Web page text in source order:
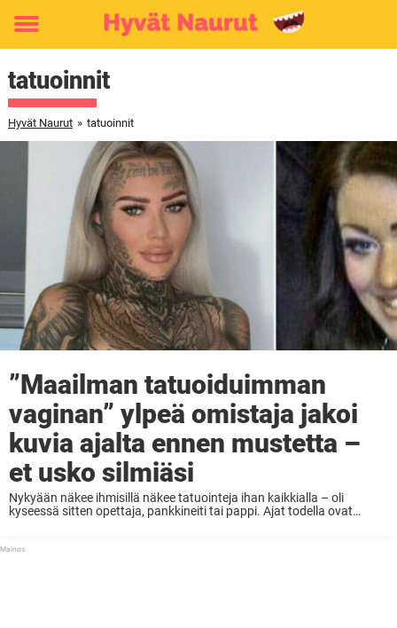
Toggle
tatuoinnit
Hyvät Naurut » tatuoinnit
”Maailman tatuoiduimman
vaginan” ylpeä omistaja jakoi
kuvia ajalta ennen mustetta –
et usko silmiäsi
Nykyään näkee ihmisillä näkee tatuointeja ihan kaikkialla – oli
kyseessä sitten opettaja, pankkineiti tai pappi. Ajat todella ovat
paikkoja tatuoinneilleen. ...